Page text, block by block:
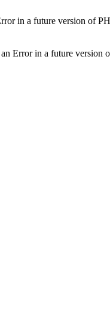
in a future version of
Error in a future version